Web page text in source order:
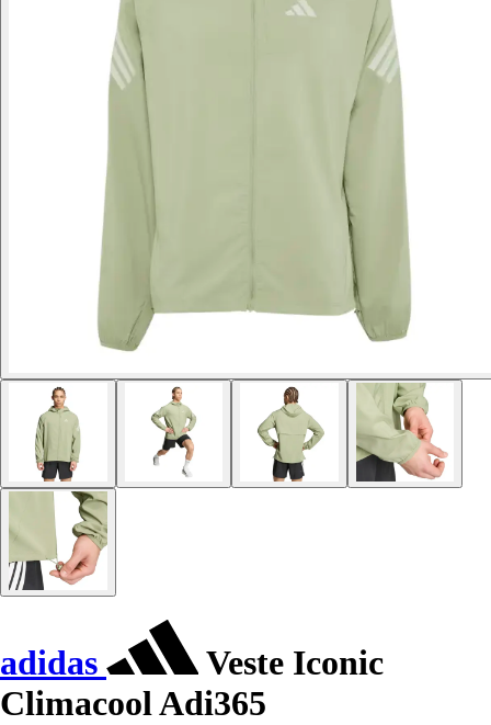
adidas
Veste Iconic
Climacool Adi365